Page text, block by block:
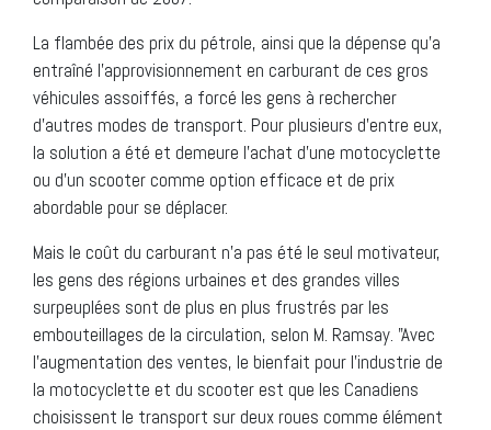
La flambée des prix du pétrole, ainsi que la dépense qu’a
entraîné l’approvisionnement en carburant de ces gros
véhicules assoiffés, a forcé les gens à rechercher
d’autres modes de transport. Pour plusieurs d’entre eux,
la solution a été et demeure l’achat d’une motocyclette
ou d’un scooter comme option efficace et de prix
abordable pour se déplacer.
Mais le coût du carburant n’a pas été le seul motivateur,
les gens des régions urbaines et des grandes villes
surpeuplées sont de plus en plus frustrés par les
embouteillages de la circulation, selon M. Ramsay. "Avec
l’augmentation des ventes, le bienfait pour l’industrie de
la motocyclette et du scooter est que les Canadiens
choisissent le transport sur deux roues comme élément